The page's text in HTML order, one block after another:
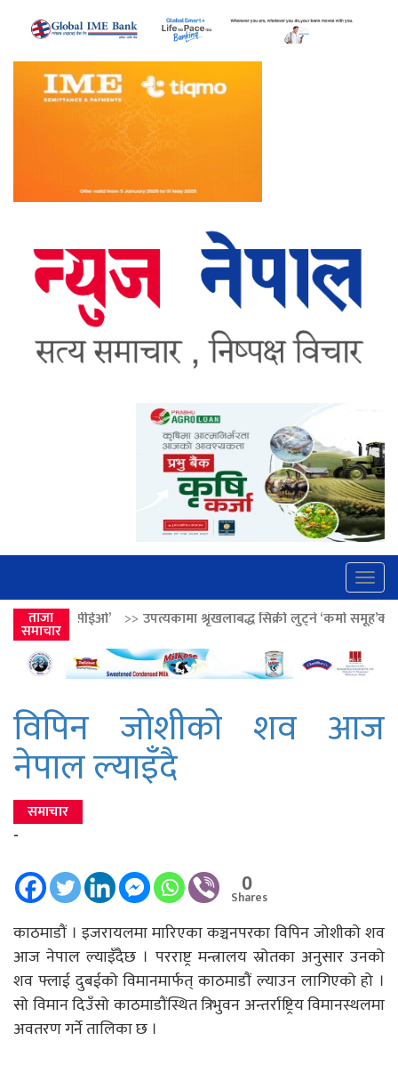
ताजा
समाचार
>>उपत्यकामा श्रृंखलाबद्ध सिक्री लुट्ने ‘कर्मा समूह’का नाइकेसहित पाँच
विपिन जोशीको शव आज
नेपाल ल्याइँदै
समाचार
-
0
Shares
काठमाडौं । इजरायलमा मारिएका कञ्चनपरका विपिन जोशीको शव
आज नेपाल ल्याइँदैछ । परराष्ट्र मन्त्रालय स्रोतका अनुसार उनको
शव फ्लाई दुबईको विमानमार्फत् काठमाडौं ल्याउन लागिएको हो ।
सो विमान दिउँसो काठमाडौंस्थित त्रिभुवन अन्तर्राष्ट्रिय विमानस्थलमा
अवतरण गर्ने तालिका छ ।